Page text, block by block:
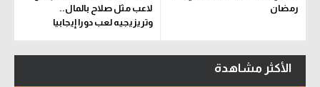
رمضان
لاعب مثل صلاح بالمال..
وتريزيجيه لعب دورا إيجابيا
الأكثر مشاهدة